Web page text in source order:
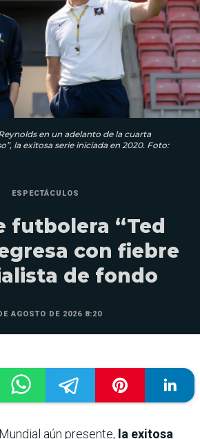
en un adelanto de la cuarta
la exitosa serie iniciada en 2020. Foto:
ESPECTÁCULOS
futbolera “Ted
con fiebre
de fondo
AGOSTO DE 2026 8:20
aún presente, la exitosa